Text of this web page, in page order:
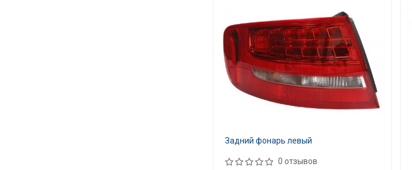
Задний фонарь левый
0 отзывов